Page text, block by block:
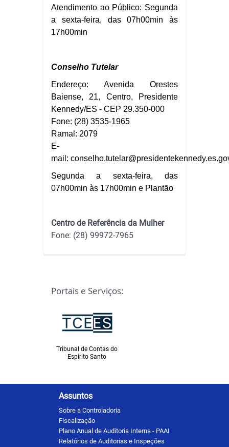
Atendimento ao Público: Segunda
a sexta-feira, das 07h00min às
17h00min
Conselho Tutelar
Endereço: Avenida Orestes
Baiense, 21, Centro, Presidente
Kennedy/ES - CEP 29.350-000
Fone: (28) 3535-1965
Ramal: 2079
E-
mail: conselho.tutelar
Segunda a sexta-feira, das
07h00min às 17h00min e Plantão
Centro de Referência da Mulher
Fone: (28) 99972-7965
Portais e Serviços:
Tribunal de Contas do
Espírito Santo
Assuntos
Sobre a Controladoria
Fiscalização
Plano Anual de Auditoria Interna - PAAI
Relatórios de Auditorias e Inspeções